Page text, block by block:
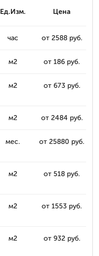
Ед.Изм. Цена
час от 2588 руб.
м2 от 186 руб.
м2 от 673 руб.
м2 от 2484 руб.
мес. от 25880 руб.
м2 от 518 руб.
м2 от 1553 руб.
м2 от 932 руб.